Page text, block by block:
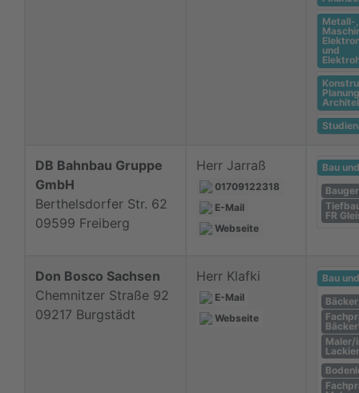
Metall-,
und
DB Bahnbau Gruppe
GmbH
Berthelsdorfer Str. 62
09599 Freiberg
Herr Jarraß
01709122318
E-Mail
Webseite
Bau
FR
Don Bosco Sachsen
Chemnitzer Straße 92
09217 Burgstädt
Herr Klafki
E-Mail
Webseite
Bau
Maler/